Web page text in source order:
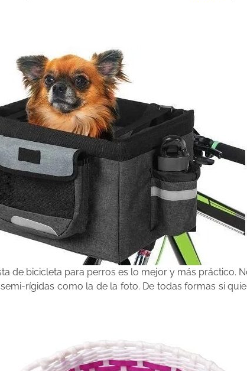
de bicicleta para perros es lo mejor y más práctico.
rígidas como la de la foto. De todas formas si